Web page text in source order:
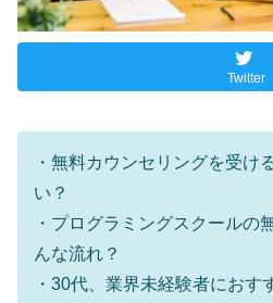
Twitter
・無料カウンセリングを受け
い？
・プログラミングスクールの
んな流れ？
・30代、業界未経験者におす